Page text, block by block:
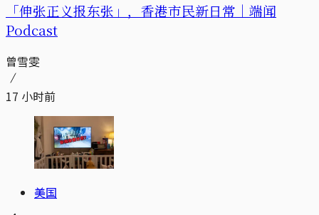
「伸张正义报东张」，香港市民新日常｜端闻
Podcast
曾雪雯
17 小时前
美国